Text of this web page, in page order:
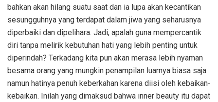
bahkan akan hilang suatu saat dan ia lupa akan kecantikan
sesungguhnya yang terdapat dalam jiwa yang seharusnya
diperbaiki dan dipelihara. Jadi, apalah guna mempercantik
diri tanpa melirik kebutuhan hati yang lebih penting untuk
diperindah? Terkadang kita pun akan merasa lebih nyaman
besama orang yang mungkin penampilan luarnya biasa saja
namun hatinya penuh keberkahan karena diisi oleh kebaikan-
kebaikan. Inilah yang dimaksud bahwa inner beauty itu dapat